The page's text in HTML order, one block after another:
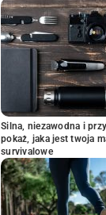
Silna, niezawodna i
pokaż, jaka jest twoja
survivalowe